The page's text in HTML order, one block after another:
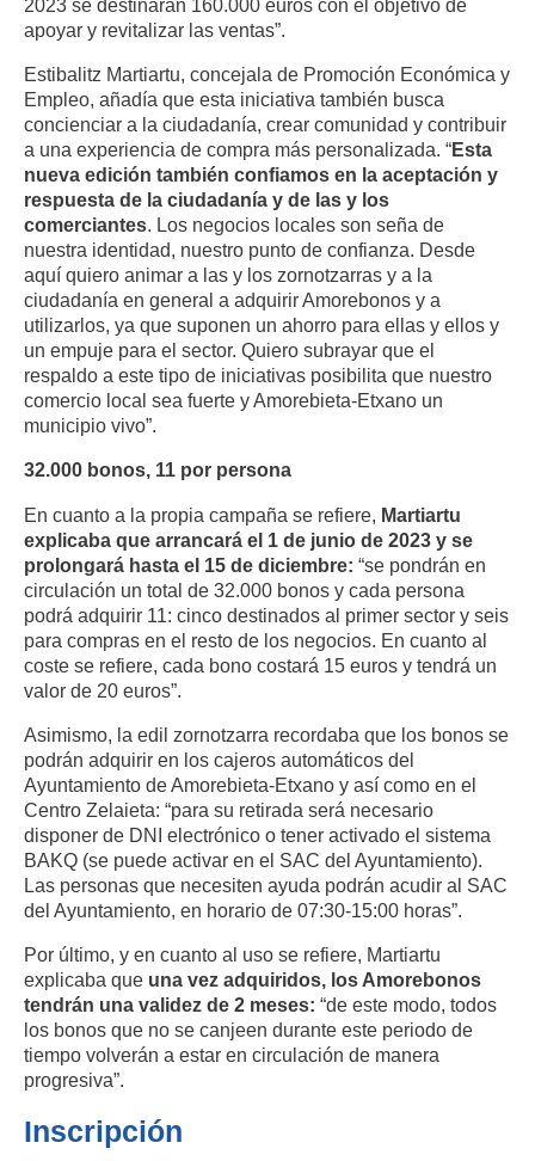
2023 se destinarán 160.000 euros con el objetivo de
apoyar y revitalizar las ventas”.
Estibalitz Martiartu, concejala de Promoción Económica y
Empleo, añadía que esta iniciativa también busca
concienciar a la ciudadanía, crear comunidad y contribuir
a una experiencia de compra más personalizada. “Esta
nueva edición también confiamos en la aceptación y
respuesta de la ciudadanía y de las y los
comerciantes. Los negocios locales son seña de
nuestra identidad, nuestro punto de confianza. Desde
aquí quiero animar a las y los zornotzarras y a la
ciudadanía en general a adquirir Amorebonos y a
utilizarlos, ya que suponen un ahorro para ellas y ellos y
un empuje para el sector. Quiero subrayar que el
respaldo a este tipo de iniciativas posibilita que nuestro
comercio local sea fuerte y Amorebieta-Etxano un
municipio vivo”.
32.000 bonos, 11 por persona
En cuanto a la propia campaña se refiere, Martiartu
explicaba que arrancará el 1 de junio de 2023 y se
prolongará hasta el 15 de diciembre: “se pondrán en
circulación un total de 32.000 bonos y cada persona
podrá adquirir 11: cinco destinados al primer sector y seis
para compras en el resto de los negocios. En cuanto al
coste se refiere, cada bono costará 15 euros y tendrá un
valor de 20 euros”.
Asimismo, la edil zornotzarra recordaba que los bonos se
podrán adquirir en los cajeros automáticos del
Ayuntamiento de Amorebieta-Etxano y así como en el
Centro Zelaieta: “para su retirada será necesario
disponer de DNI electrónico o tener activado el sistema
BAKQ (se puede activar en el SAC del Ayuntamiento).
Las personas que necesiten ayuda podrán acudir al SAC
del Ayuntamiento, en horario de 07:30-15:00 horas”.
Por último, y en cuanto al uso se refiere, Martiartu
explicaba que una vez adquiridos, los Amorebonos
tendrán una validez de 2 meses: “de este modo, todos
los bonos que no se canjeen durante este periodo de
tiempo volverán a estar en circulación de manera
progresiva”.
Inscripción